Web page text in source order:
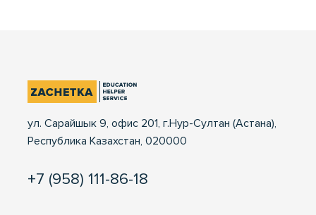
ул. Сарайшык 9, офис 201, г.Нур-Султан (Астана),
Республика Казахстан, 020000
+7 (958) 111-86-18